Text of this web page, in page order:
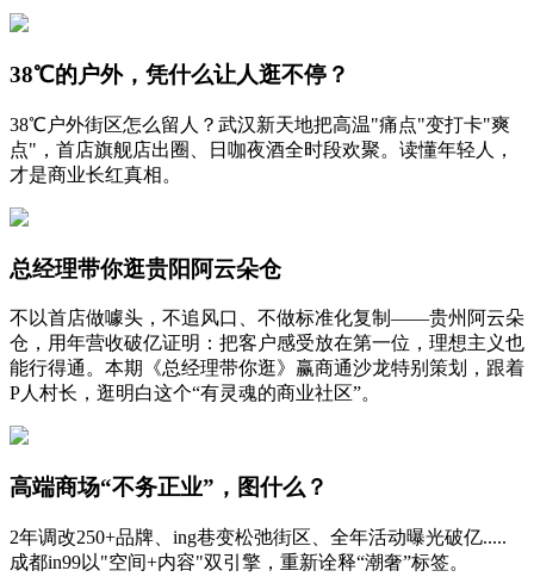
38℃的户外，凭什么让人逛不停？
38℃户外街区怎么留人？武汉新天地把高温"痛点"变打卡"爽
点"，首店旗舰店出圈、日咖夜酒全时段欢聚。读懂年轻人，
才是商业长红真相。
总经理带你逛贵阳阿云朵仓
不以首店做噱头，不追风口、不做标准化复制——贵州阿云朵
仓，用年营收破亿证明：把客户感受放在第一位，理想主义也
能行得通。本期《总经理带你逛》赢商通沙龙特别策划，跟着
P人村长，逛明白这个“有灵魂的商业社区”。
高端商场“不务正业”，图什么？
2年调改250+品牌、ing巷变松弛街区、全年活动曝光破亿.....
成都in99以"空间+内容"双引擎，重新诠释“潮奢”标签。